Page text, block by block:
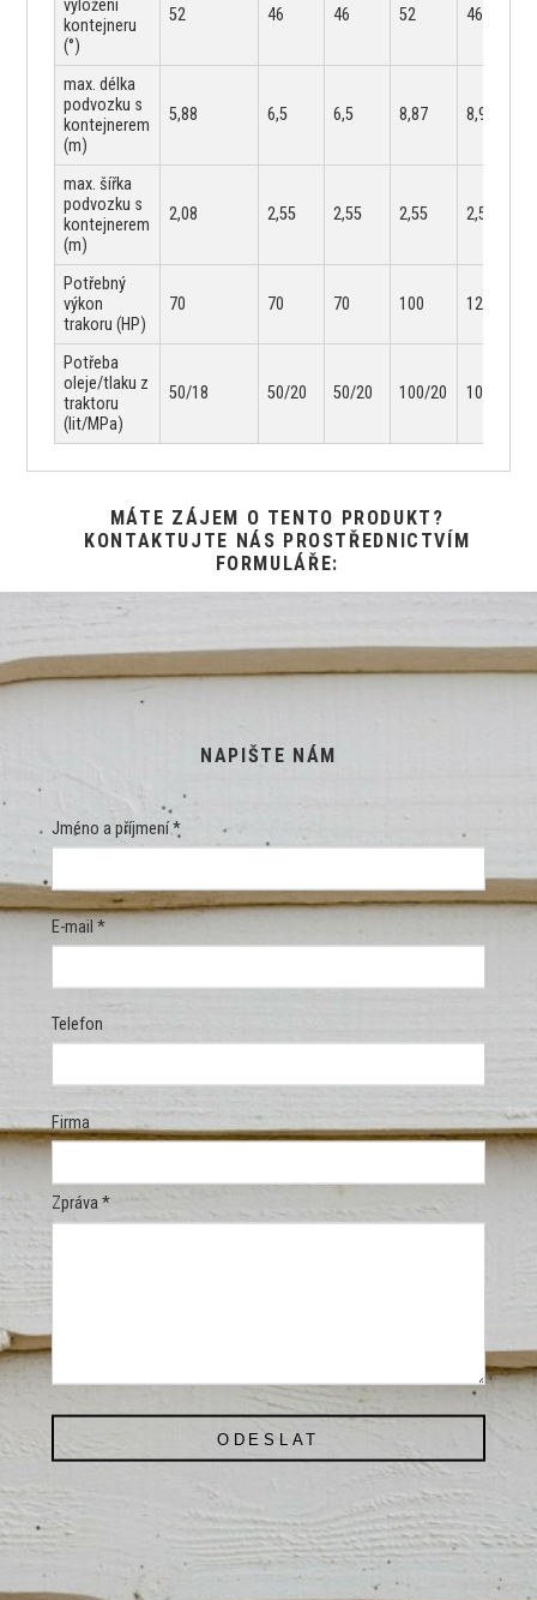
vyložení
kontejneru
(°)
52 46 46 52 46
max. délka
podvozku s
kontejnerem
(m)
5,88 6,5 6,5 8,87 8,92
max. šířka
podvozku s
kontejnerem
(m)
2,08 2,55 2,55 2,55 2,55
Potřebný
výkon
trakoru (HP)
70 70 70 100 120
Potřeba
oleje/tlaku z
traktoru
(lit/MPa)
50/18 50/20 50/20 100/20 100/21
MÁTE ZÁJEM O TENTO PRODUKT?
KONTAKTUJTE NÁS PROSTŘEDNICTVÍM
FORMULÁŘE:
NAPIŠTE NÁM
Jméno a příjmení *
E-mail *
Telefon
Firma
Zpráva *
ODESLAT